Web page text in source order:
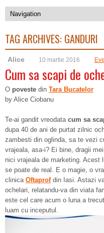
TAG ARCHIVES: GANDURI
Alice 10 martie 2016
Cum sa scapi de
O poveste din Tara Bucatelor
by Alice Ciobanu
Te-ai gandit vreodata cum sa
dupa 40 de ani de purtat zilnic
zambesti din oglinda, sa te vezi
vrajeala, asa-i? Ei bine, dragii
nici vrajeala de marketing.
se poate de real. E o magie, o
clinica Oftaprofdin Iasi. Astazi
ochelari, relatandu-va din viata
este cel care acum o luna a
luam cu inceputul.